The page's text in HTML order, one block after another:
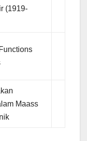
(1919-
Maass